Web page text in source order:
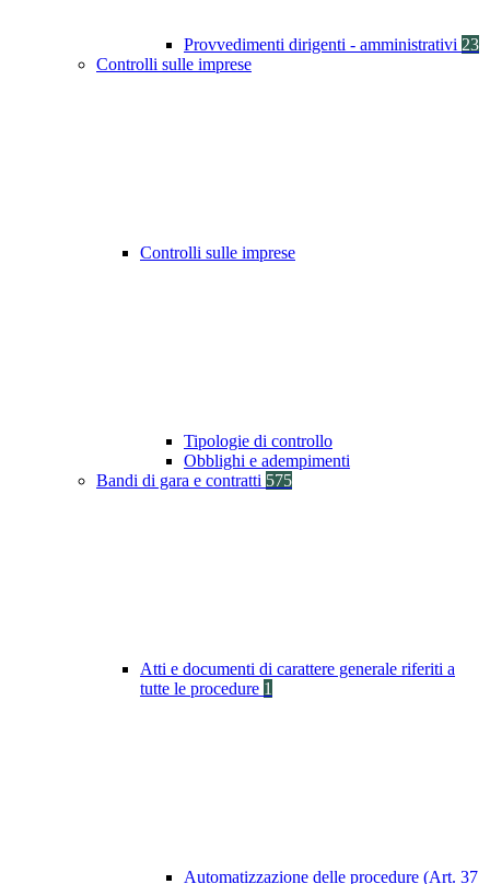
Provvedimenti dirigenti - amministrativi 23
Controlli sulle imprese
Controlli sulle imprese
Tipologie di controllo
Obblighi e adempimenti
Bandi di gara e contratti 575
Atti e documenti di carattere generale riferiti a
tutte le procedure 1
Automatizzazione delle procedure (Art. 37